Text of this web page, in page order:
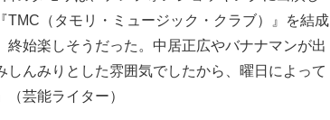
TMC（タモリ・ミュージック・クラブ）』を結成
終始楽しそうだった。中居正広やバナナマンが出
んみりとした雰囲気でしたから、曜日によって
芸能ライター）